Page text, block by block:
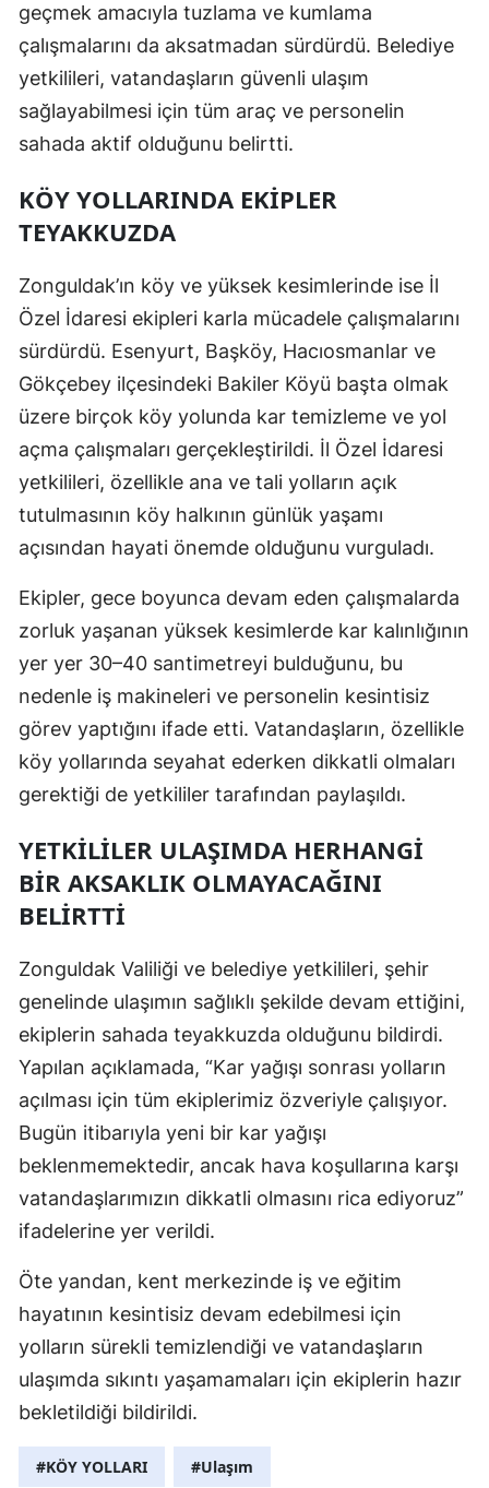
geçmek amacıyla tuzlama ve kumlama
çalışmalarını da aksatmadan sürdürdü. Belediye
yetkilileri, vatandaşların güvenli ulaşım
sağlayabilmesi için tüm araç ve personelin
sahada aktif olduğunu belirtti.
KÖY YOLLARINDA EKIPLER
TEYAKKUZDA
Zonguldak’ın köy ve yüksek kesimlerinde ise İl
Özel İdaresi ekipleri karla mücadele çalışmalarını
sürdürdü. Esenyurt, Başköy, Hacıosmanlar ve
Gökçebey ilçesindeki Bakiler Köyü başta olmak
üzere birçok köy yolunda kar temizleme ve yol
açma çalışmaları gerçekleştirildi. İl Özel İdaresi
yetkilileri, özellikle ana ve tali yolların açık
tutulmasının köy halkının günlük yaşamı
açısından hayati önemde olduğunu vurguladı.
Ekipler, gece boyunca devam eden çalışmalarda
zorluk yaşanan yüksek kesimlerde kar kalınlığının
yer yer 30–40 santimetreyi bulduğunu, bu
nedenle iş makineleri ve personelin kesintisiz
görev yaptığını ifade etti. Vatandaşların, özellikle
köy yollarında seyahat ederken dikkatli olmaları
gerektiği de yetkililer tarafından paylaşıldı.
YETKILILER ULAŞIMDA HERHANGI
BIR AKSAKLIK OLMAYACAĞINI
BELIRTTI
Zonguldak Valiliği ve belediye yetkilileri, şehir
genelinde ulaşımın sağlıklı şekilde devam ettiğini,
ekiplerin sahada teyakkuzda olduğunu bildirdi.
Yapılan açıklamada, “Kar yağışı sonrası yolların
açılması için tüm ekiplerimiz özveriyle çalışıyor.
Bugün itibarıyla yeni bir kar yağışı
beklenmemektedir, ancak hava koşullarına karşı
vatandaşlarımızın dikkatli olmasını rica ediyoruz”
ifadelerine yer verildi.
Öte yandan, kent merkezinde iş ve eğitim
hayatının kesintisiz devam edebilmesi için
yolların sürekli temizlendiği ve vatandaşların
ulaşımda sıkıntı yaşamamaları için ekiplerin hazır
bekletildiği bildirildi.
#KÖY YOLLARI #Ulaşım